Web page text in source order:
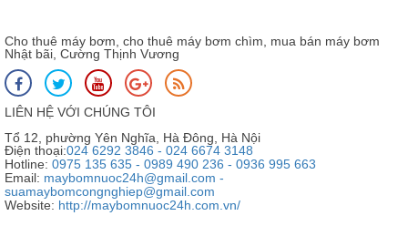
Cho thuê máy bơm, cho thuê máy bơm chìm, mua bán máy bơm
Nhật bãi, Cường Thịnh Vương
LIÊN HỆ VỚI CHÚNG TÔI
Tổ 12, phường Yên Nghĩa, Hà Đông, Hà Nội
Điện thoại:024 6292 3846 - 024 6674 3148
Hotline: 0975 135 635 - 0989 490 236 - 0936 995 663
Email: maybomnuoc24h@gmail.com -
suamaybomcongnghiep@gmail.com
Website: http://maybomnuoc24h.com.vn/